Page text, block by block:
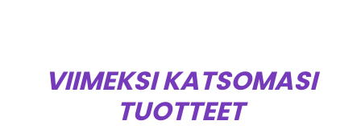
VIIMEKSI KATSOMASI
TUOTTEET